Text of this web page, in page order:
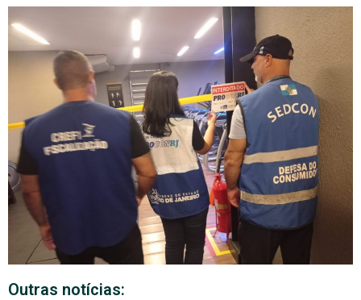
Outras notícias: